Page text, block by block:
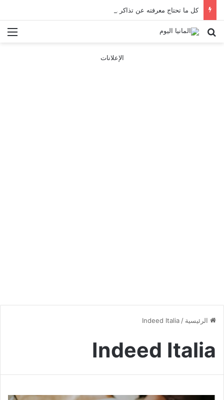
كل ما تحتاج معرفته عن تذاكر ووسائل النقل في باريس 2025
بحث عن
الإعلانات
الرئيسية /
Indeed Italia
Indeed Italia